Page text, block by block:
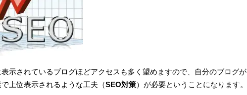
示されているブログほどアクセスも多く望めますので、自分のブログが
上位表示されるような工夫（SEO対策）が必要ということになります。